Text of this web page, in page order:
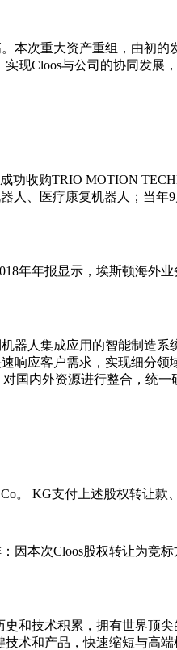
次重大资产重组，由初
Cloos与公司的协同发展
功收购TRIO MOTION
人、医疗康复机器人；当
年年报显示，埃斯顿海外
器人集成应用的智能制造
应客户需求，实现细分
内外资源进行整合，统
。 KG支付上述股权转让款
因本次Cloos股权转让为竞
和技术积累，拥有世界顶
术和产品，快速缩短与高